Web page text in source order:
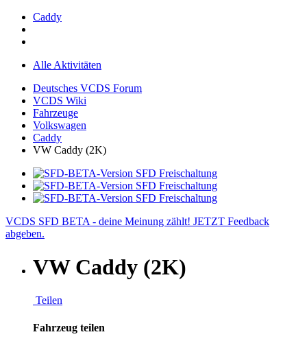
Caddy
Alle Aktivitäten
Deutsches VCDS Forum
VCDS Wiki
Fahrzeuge
Volkswagen
Caddy
VW Caddy (2K)
VCDS SFD BETA - deine Meinung zählt! JETZT Feedback
abgeben.
VW Caddy (2K)
Teilen
Fahrzeug teilen